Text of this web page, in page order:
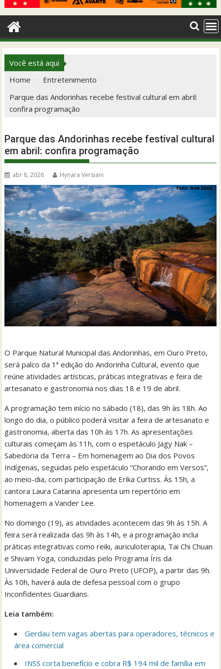
Você está aqui
Home
Entretenimento
Parque das Andorinhas recebe festival cultural em abril:
confira programação
Parque das Andorinhas recebe festival cultural
em abril: confira programação
abr 8, 2026 Hynara Versiani
O Parque Natural Municipal das Andorinhas, em Ouro Preto,
será palco da 1ª edição do Andorinha Cultural, evento que
reúne atividades artísticas, práticas integrativas e feira de
artesanato e gastronomia nos dias 18 e 19 de abril.
A programação tem início no sábado (18), das 9h às 18h. Ao
longo do dia, o público poderá visitar a feira de artesanato e
gastronomia, aberta das 10h às 17h. As apresentações
culturais começam às 11h, com o espetáculo Jagy Nak –
Sabedoria da Terra – Em homenagem ao Dia dos Povos
Indígenas, seguidas pelo espetáculo “Chorando em Versos”,
ao meio-dia, com participação de Erika Curtiss. Às 15h, a
cantora Laura Catarina apresenta um repertório em
homenagem a Vander Lee.
No domingo (19), as atividades acontecem das 9h às 15h. A
feira será realizada das 9h às 14h, e a programação inclui
práticas integrativas como reiki, auriculoterapia, Tai Chi Chuan
e Shivam Yoga, conduzidas pelo Programa Íris da
Universidade Federal de Ouro Preto (UFOP), a partir das 9h.
Às 10h, haverá aula de defesa pessoal com o grupo
Inconfidentes Guardians.
Leia também:
Gerdau tem vagas abertas para operadores, técnicos e
área comercial
INSS corta benefício e cobra R$ 194 mil de família em